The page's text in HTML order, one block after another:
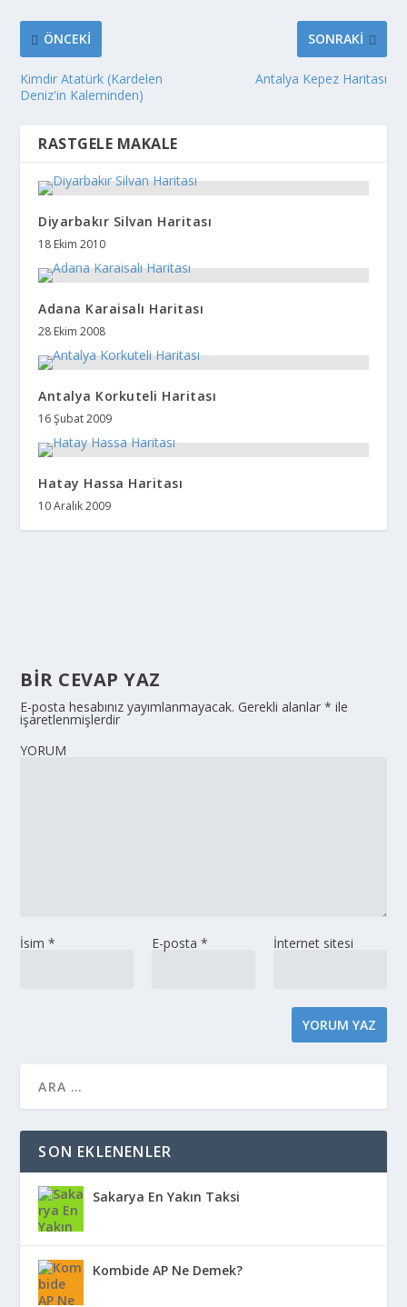
ÖNCEKI
Kimdir Atatürk (Kardelen
Deniz'in Kaleminden)
SONRAKI
Antalya Kepez Haritası
RASTGELE MAKALE
Diyarbakır Silvan Haritası
18 Ekim 2010
Adana Karaisalı Haritası
28 Ekim 2008
Antalya Korkuteli Haritası
16 Şubat 2009
Hatay Hassa Haritası
10 Aralık 2009
BIR CEVAP YAZ
E-posta hesabınız yayımlanmayacak. Gerekli alanlar* ile
işaretlenmişlerdir
YORUM
İsim* E-posta * İnternet sitesi
SON EKLENENLER
Sakarya En Yakın Taksi
Kombide AP Ne Demek?